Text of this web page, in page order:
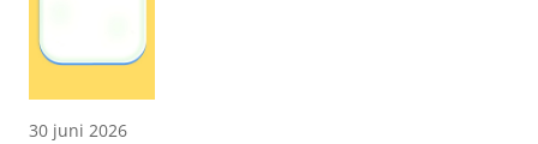
30 juni 2026